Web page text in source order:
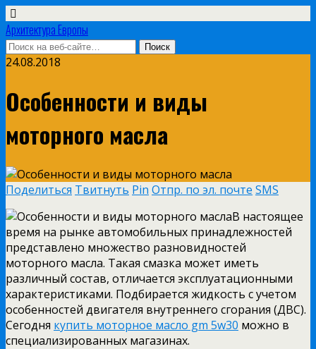
Архитектура Европы
24.08.2018
Особенности и виды
моторного масла
Поделиться Твитнуть Pin Отпр. по эл. почте SMS
В настоящее
время на рынке автомобильных принадлежностей
представлено множество разновидностей
моторного масла. Такая смазка может иметь
различный состав, отличается эксплуатационными
характеристиками. Подбирается жидкость с учетом
особенностей двигателя внутреннего сгорания (ДВС).
Сегодня купить моторное масло gm 5w30 можно в
специализированных магазинах.